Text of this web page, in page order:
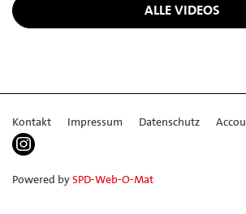
ALLE VIDEOS
Kontakt Impressum Datenschutz
Powered bySPD-Web-O-Mat